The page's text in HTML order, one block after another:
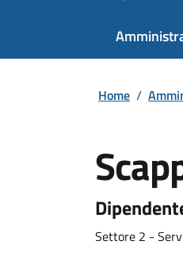
Home /
Settore 2 -